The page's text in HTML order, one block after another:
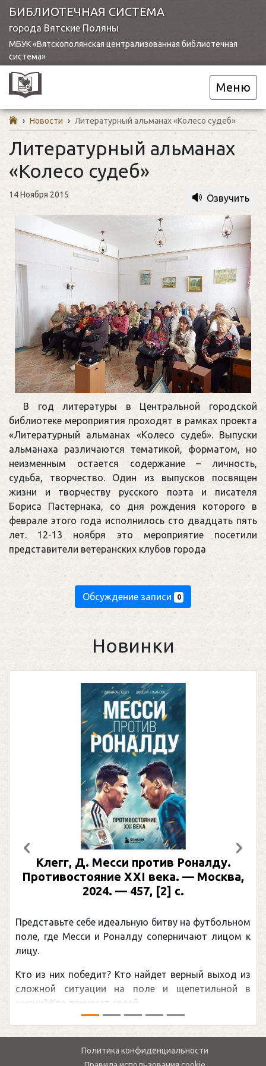
БИБЛИОТЕЧНАЯ СИСТЕМА
города Вятские Поляны
МБУК «Вятскополянская централизованная библиотечная
система»
Меню
› Новости › Литературный альманах «Колесо судеб»
Литературный альманах
«Колесо судеб»
14 Ноября 2015 Озвучить
В год литературы в Центральной городской
библиотеке мероприятия проходят в рамках проекта
«Литературный альманах «Колесо судеб». Выпуски
альманаха различаются тематикой, форматом, но
неизменным остается содержание – личность,
судьба, творчество. Один из выпусков посвящен
жизни и творчеству русского поэта и писателя
Бориса Пастернака, со дня рождения которого в
феврале этого года исполнилось сто двадцать пять
лет. 12-13 ноября это мероприятие посетили
представители ветеранских клубов города
Обсуждение записи 0
Новинки
Клегг, Д. Месси против Роналду.
Противостояние XXI века. — Москва,
2024. — 457, [2] с.
Представьте себе идеальную битву на футбольном
поле, где Месси и Роналду соперничают лицом к
лицу.
Кто из них победит? Кто найдет верный выход из
сложной ситуации на поле и щепетильной в
жизни? Кто принесет своей ...
Предыдущий
Политика конфиденциальности